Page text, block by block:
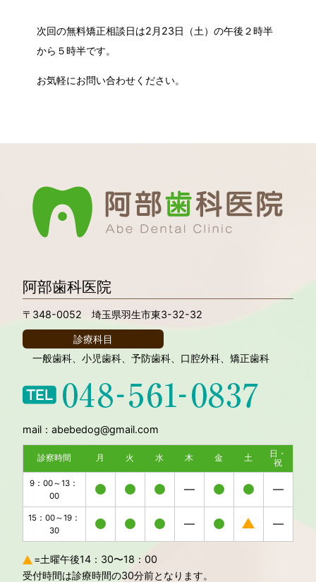
次回の無料矯正相談日は2月23日（土）の午後２時半
から５時半です。
お気軽にお問い合わせください。
阿部歯科医院
〒348-0052 埼玉県羽生市東3-32-32
診療科目
一般歯科、小児歯科、予防歯科、口腔外科、矯正歯科
mail：abebedog@gmail.com
診察時間 月 火 水 木 金 土
日・
祝
9：00～13：
00
15：00～19：
30
=土曜午後14：30〜18：00
受付時間は診療時間の30分前となります。